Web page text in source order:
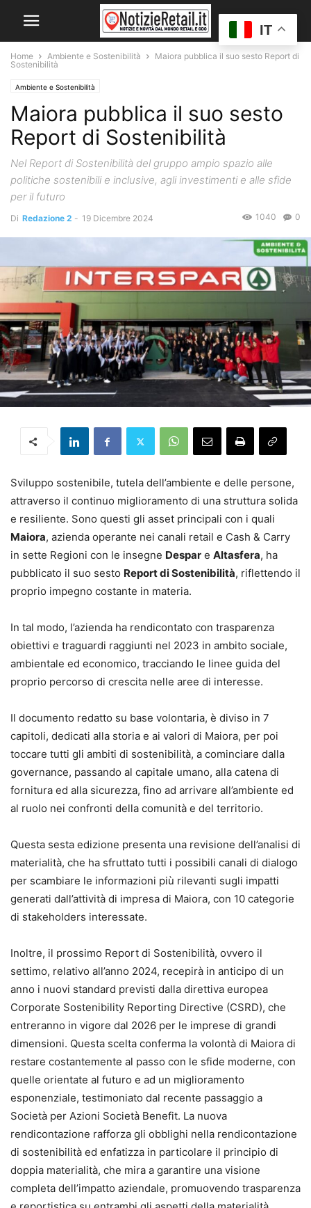
Home Ambiente e Sostenibilità
Maiora pubblica il suo sesto Report di
Sostenibilità
Ambiente e Sostenibilità
Maiora pubblica il suo sesto
Report di Sostenibilità
Nel Report di Sostenibilità del gruppo ampio spazio alle
politiche sostenibili e inclusive, agli investimenti e alle sfide
per il futuro
Di Redazione 2 - 19 Dicembre 2024 0
1040
Sviluppo sostenibile, tutela dell’ambiente e delle persone,
attraverso il continuo miglioramento di una struttura solida
e resiliente. Sono questi gli asset principali con i quali
Maiora, azienda operante nei canali retail e Cash & Carry
in sette Regioni con le insegne Despar e Altasfera, ha
pubblicato il suo sesto Report di Sostenibilità, riflettendo il
proprio impegno costante in materia.
In tal modo, l’azienda ha rendicontato con trasparenza
obiettivi e traguardi raggiunti nel 2023 in ambito sociale,
ambientale ed economico, tracciando le linee guida del
proprio percorso di crescita nelle aree di interesse.
Il documento redatto su base volontaria, è diviso in 7
capitoli, dedicati alla storia e ai valori di Maiora, per poi
toccare tutti gli ambiti di sostenibilità, a cominciare dalla
governance, passando al capitale umano, alla catena di
fornitura ed alla sicurezza, fino ad arrivare all’ambiente ed
al ruolo nei confronti della comunità e del territorio.
Questa sesta edizione presenta una revisione dell’analisi di
materialità, che ha sfruttato tutti i possibili canali di dialogo
per scambiare le informazioni più rilevanti sugli impatti
generati dall’attività di impresa di Maiora, con 10 categorie
di stakeholders interessate.
Inoltre, il prossimo Report di Sostenibilità, ovvero il
settimo, relativo all’anno 2024, recepirà in anticipo di un
anno i nuovi standard previsti dalla direttiva europea
Corporate Sostenibility Reporting Directive (CSRD), che
entreranno in vigore dal 2026 per le imprese di grandi
dimensioni. Questa scelta conferma la volontà di Maiora di
restare costantemente al passo con le sfide moderne, con
quelle orientate al futuro e ad un miglioramento
esponenziale, testimoniato dal recente passaggio a
Società per Azioni Società Benefit. La nuova
rendicontazione rafforza gli obblighi nella rendicontazione
di sostenibilità ed enfatizza in particolare il principio di
doppia materialità, che mira a garantire una visione
completa dell’impatto aziendale, promuovendo trasparenza
IT